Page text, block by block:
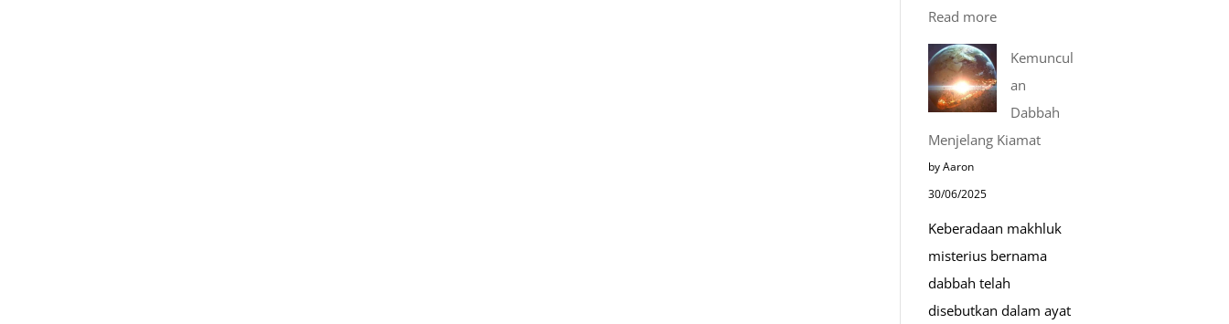
Read more:
Do’a
Saat
Safar,
Kemuncul
an
Dabbah
Menjelang Kiamat
by Aaron
30/06/2025
Keberadaan makhluk
misterius bernama
dabbah telah
disebutkan dalam ayat